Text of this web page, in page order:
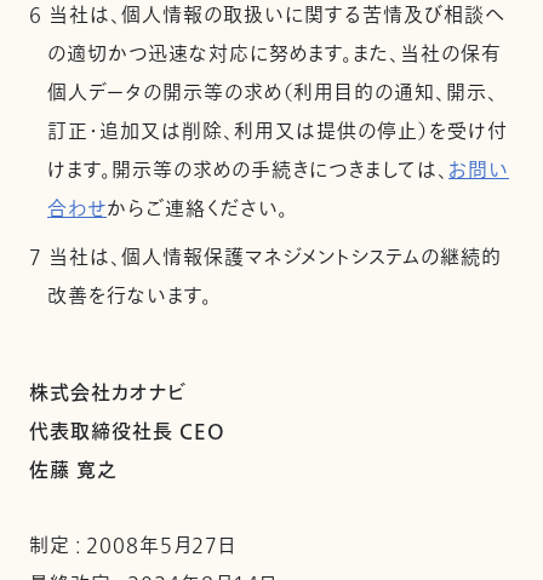
6 当社は、個人情報の取扱いに関する苦情及び相談へ
の適切かつ迅速な対応に努めます。また、当社の保有
個人データの開示等の求め（利用目的の通知、開示、
訂正・追加又は削除、利用又は提供の停止）を受け付
けます。開示等の求めの手続きにつきましては、お問い
合わせからご連絡ください。
7 当社は、個人情報保護マネジメントシステムの継続的
改善を行ないます。
株式会社カオナビ
代表取締役社長 CEO
佐藤 寛之
制定 : 2008年5月27日